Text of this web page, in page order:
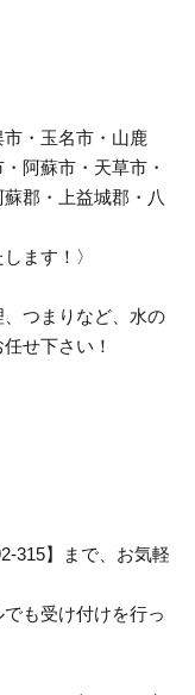
・玉名市・山鹿
阿蘇市・天草市・
郡・上益城郡・八
ます！〉
つまりなど、水の
せ下さい！
315】まで、お気軽
も受け付けを行っ